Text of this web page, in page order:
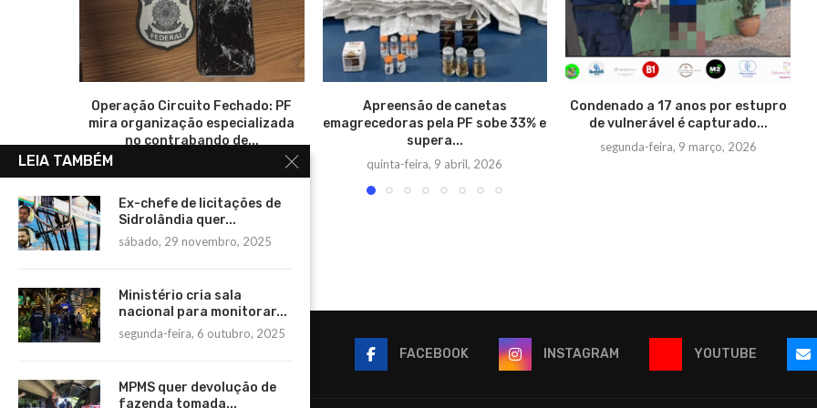
Operação Circuito Fechado: PF
mira organização especializada
no contrabando de...
quinta-feira, 16 outubro, 2025
Apreensão de canetas
emagrecedoras pela PF sobe 33% e
supera...
quinta-feira, 9 abril, 2026
Condenado a 17 anos por estupro
de vulnerável é capturado...
segunda-feira, 9 março, 2026
FACEBOOK INSTAGRAM YOUTUBE
LEIA TAMBÉM
Ex-chefe de licitações de
Sidrolândia quer...
sábado, 29 novembro, 2025
Ministério cria sala
nacional para monitorar...
segunda-feira, 6 outubro, 2025
MPMS quer devolução de
fazenda tomada...